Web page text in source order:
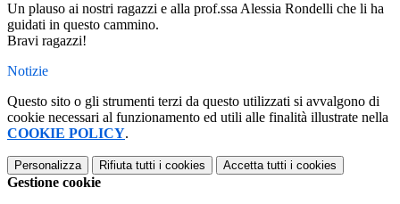
Un plauso ai nostri ragazzi e alla prof.ssa Alessia Rondelli che li ha
guidati in questo cammino.
Bravi ragazzi!
Notizie
Questo sito o gli strumenti terzi da questo utilizzati si avvalgono di
cookie necessari al funzionamento ed utili alle finalità illustrate nella
COOKIE POLICY.
Personalizza Rifiuta tutti i cookies Accetta tutti i cookies
Gestione cookie